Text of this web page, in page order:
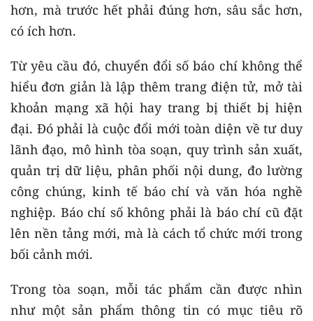
hơn, mà trước hết phải đúng hơn, sâu sắc hơn,
có ích hơn.
Từ yêu cầu đó, chuyển đổi số báo chí không thể
hiểu đơn giản là lập thêm trang điện tử, mở tài
khoản mạng xã hội hay trang bị thiết bị hiện
đại. Đó phải là cuộc đổi mới toàn diện về tư duy
lãnh đạo, mô hình tòa soạn, quy trình sản xuất,
quản trị dữ liệu, phân phối nội dung, đo lường
công chúng, kinh tế báo chí và văn hóa nghề
nghiệp. Báo chí số không phải là báo chí cũ đặt
lên nền tảng mới, mà là cách tổ chức mới trong
bối cảnh mới.
Trong tòa soạn, mỗi tác phẩm cần được nhìn
như một sản phẩm thông tin có mục tiêu rõ